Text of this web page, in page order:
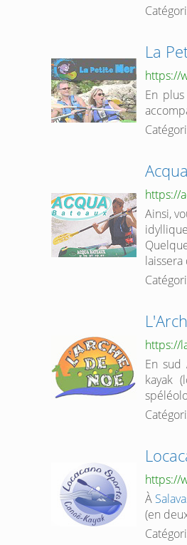
La
https://
En
https://
Ainsi,
https://
En sud
kayak
https://
À
(en